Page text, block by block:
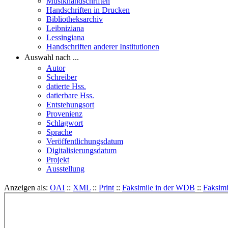
Handschriften in Drucken
Bibliotheksarchiv
Leibniziana
Lessingiana
Handschriften anderer Institutionen
Auswahl nach ...
Autor
Schreiber
datierte Hss.
datierbare Hss.
Entstehungsort
Provenienz
Schlagwort
Sprache
Veröffentlichungsdatum
Digitalisierungsdatum
Projekt
Ausstellung
Anzeigen als: OAI :: XML :: Print :: Faksimile in der WDB ::